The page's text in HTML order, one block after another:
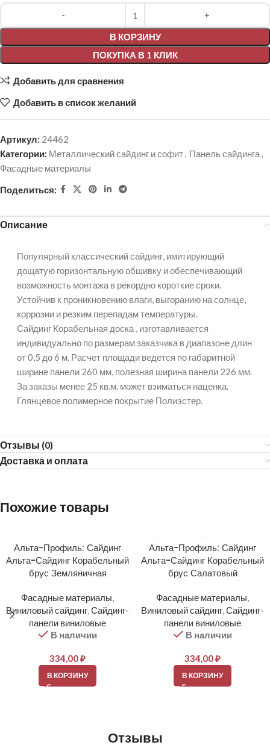
В КОРЗИНУ
ПОКУПКА В 1 КЛИК
Alternative:
Добавить для сравнения
Добавить в список желаний
Артикул: 24462
Категории: Металлический сайдинг и софит, Панель сайдинга,
Фасадные материалы
Поделиться:
Описание
Популярный классический сайдинг, имитирующий
дощатую горизонтальную обшивку и обеспечивающий
возможность монтажа в рекордно короткие сроки.
Устойчив к проникновению влаги, выгоранию на солнце,
коррозии и резким перепадам температуры.
Сайдинг Корабельная доска , изготавливается
индивидуально по размерам заказчика в диапазоне длин
от 0,5 до 6 м. Расчет площади ведется по габаритной
ширине панели 260 мм, полезная ширина панели 226 мм.
За заказы менее 25 кв.м. может взиматься наценка.
Глянцевое полимерное покрытие Полиэстер.
Отзывы (0)
Доставка и оплата
Похожие товары
Альта-Профиль: Сайдинг
Альта-Сайдинг Корабельный
брус Земляничная
Фасадные материалы,
Виниловый сайдинг,Сайдинг-
панели виниловые
В наличии
334,00₽
В КОРЗИНУ
Альта-Профиль: Сайдинг
Альта-Сайдинг Корабельный
брус Салатовый
Фасадные материалы,
Виниловый сайдинг,Сайдинг-
панели виниловые
В наличии
334,00₽
В КОРЗИНУ
Отзывы